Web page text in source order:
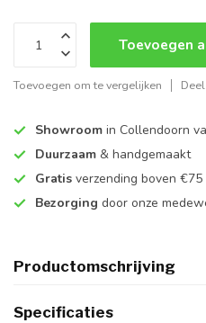
Toevoegen
Toevoegen om te vergelijken
Showroom in Collendoorn
Duurzaam & handgemaakt
Gratis verzending boven €75
Bezorging door onze
Productomschrijving
Specificaties